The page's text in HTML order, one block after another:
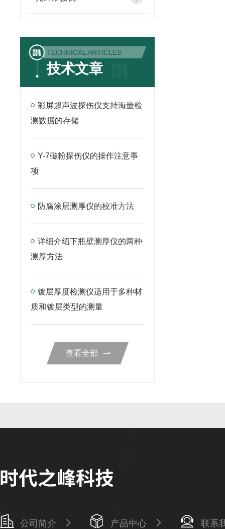
TECHNICAL ARTICLES
技术文章
彩屏超声波探伤仪支持海量检
测数据的存储
Y-7磁粉探伤仪的操作注意事
项
防腐涂层测厚仪的校准方法
详细介绍下瓶壁测厚仪的两种
测厚方法
镀层厚度检测仪适用于多种材
质和镀层类型的测量
查看全部
公司简介 产品中心 联系